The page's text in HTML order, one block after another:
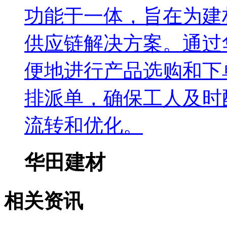
功能于一体，旨在为
供应链解决方案。通
便地进行产品选购和
排派单，确保工人及
流转和优化。
华田建材
相关资讯